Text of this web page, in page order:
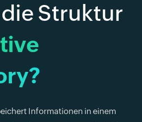
Struktur
Informationen in einem